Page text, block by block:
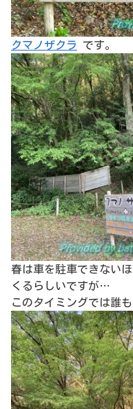
クマノザクラ です。
春は車を駐車できない
くるらしいですが…
このタイミングでは誰